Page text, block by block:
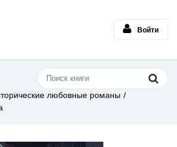
Войти
любовные романы